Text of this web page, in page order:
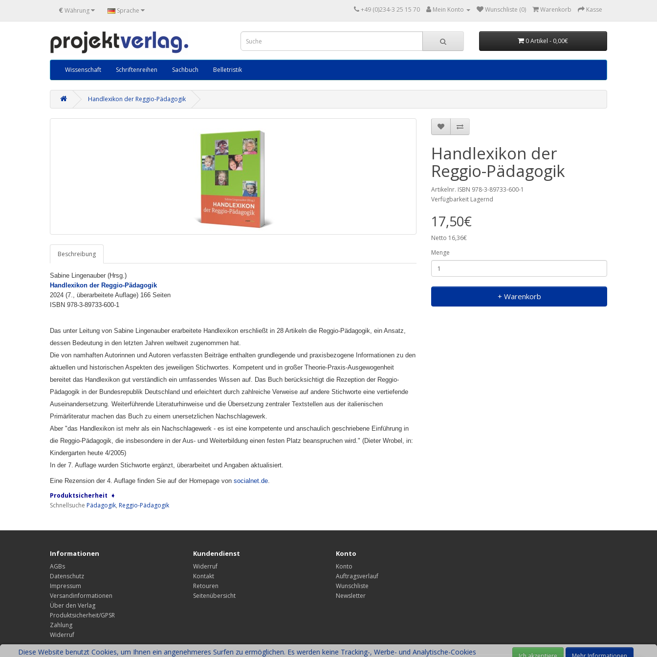
Diese Website benutzt Cookies, um Ihnen ein angenehmeres Surfen zu ermöglichen. Es werden keine Tracking-, Werbe- und Analytische-Cookies
€ Währung Sprache +49 (0)234-3 25 15 70 Mein Konto Wunschliste (0) Warenkorb Kasse
0 Artikel - 0,00€
Wissenschaft Schriftenreihen Sachbuch Belletristik
Handlexikon der Reggio-Pädagogik
Beschreibung
Sabine Lingenauber (Hrsg.)
Handlexikon der Reggio-Pädagogik
2024 (7., überarbeitete Auflage) 166 Seiten
ISBN 978-3-89733-600-1
Das unter Leitung von Sabine Lingenauber erarbeitete Handlexikon erschließt in 28 Artikeln die Reggio-Pädagogik, ein Ansatz,
dessen Bedeutung in den letzten Jahren weltweit zugenommen hat.
Die von namhaften Autorinnen und Autoren verfassten Beiträge enthalten grundlegende und praxisbezogene Informationen zu den
aktuellen und historischen Aspekten des jeweiligen Stichwortes. Kompetent und in großer Theorie-Praxis-Ausgewogenheit
bereitet das Handlexikon gut verständlich ein umfassendes Wissen auf. Das Buch berücksichtigt die Rezeption der Reggio-
Pädagogik in der Bundesrepublik Deutschland und erleichtert durch zahlreiche Verweise auf andere Stichworte eine vertiefende
Auseinandersetzung. Weiterführende Literaturhinweise und die Übersetzung zentraler Textstellen aus der italienischen
Primärliteratur machen das Buch zu einem unersetzlichen Nachschlagewerk.
Aber "das Handlexikon ist mehr als ein Nachschlagewerk - es ist eine kompetente und anschaulich geschriebene Einführung in
die Reggio-Pädagogik, die insbesondere in der Aus- und Weiterbildung einen festen Platz beanspruchen wird." (Dieter Wrobel, in:
Kindergarten heute 4/2005)
In der 7. Auflage wurden Stichworte ergänzt, überarbeitet und Angaben aktualisiert.
Eine Rezension der 4. Auflage finden Sie auf der Homepage von socialnet.de.
Produktsicherheit ➧
Handlexikon der
Reggio-Pädagogik
Artikelnr. ISBN 978-3-89733-600-1
Verfügbarkeit Lagernd
17,50€
Netto 16,36€
Menge
+ Warenkorb
Schnellsuche Pädagogik, Reggio-Pädagogik
Informationen
AGBs
Datenschutz
Impressum
Versandinformationen
Über den Verlag
Produktsicherheit/GPSR
Zahlung
Widerruf
Kundendienst
Widerruf
Kontakt
Retouren
Seitenübersicht
Konto
Konto
Auftragsverlauf
Wunschliste
Newsletter